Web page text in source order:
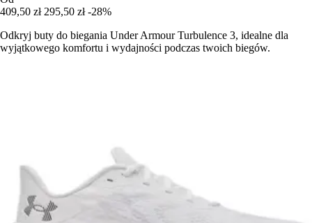
409,50 zł 295,50 zł -28%
Odkryj buty do biegania Under Armour Turbulence 3, idealne dla
wyjątkowego komfortu i wydajności podczas twoich biegów.